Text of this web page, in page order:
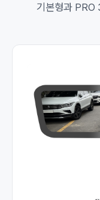
기본형과 PRO